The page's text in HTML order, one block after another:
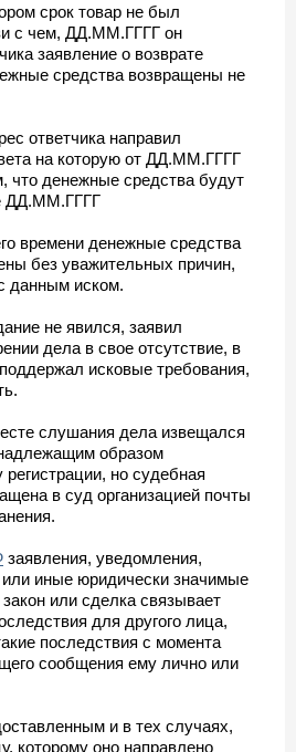
срок товар не был
с чем, ДД.ММ.ГГГГ он
заявление о возврате
средства возвращены не
ответчика направил
на которую от ДД.ММ.ГГГГ
что денежные средства будут
ДД.ММ.ГГГГ
времени денежные средства
без уважительных причин,
данным иском.
не явился, заявил
дела в свое отсутствие, в
исковые требования,
слушания дела извещался
образом
но судебная
в суд организацией почты
заявления, уведомления,
иные юридически значимые
или сделка связывает
для другого лица,
последствия с момента
сообщения ему лично или
и в тех случаях,
которому оно направлено